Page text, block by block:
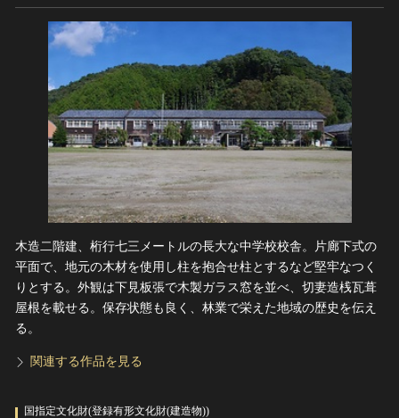
木造二階建、桁行七三メートルの長大な中学校校舎。片廊下式の
平面で、地元の木材を使用し柱を抱合せ柱とするなど堅牢なつく
りとする。外観は下見板張で木製ガラス窓を並べ、切妻造桟瓦葺
屋根を載せる。保存状態も良く、林業で栄えた地域の歴史を伝え
る。
関連する作品を見る
国指定文化財(登録有形文化財(建造物))